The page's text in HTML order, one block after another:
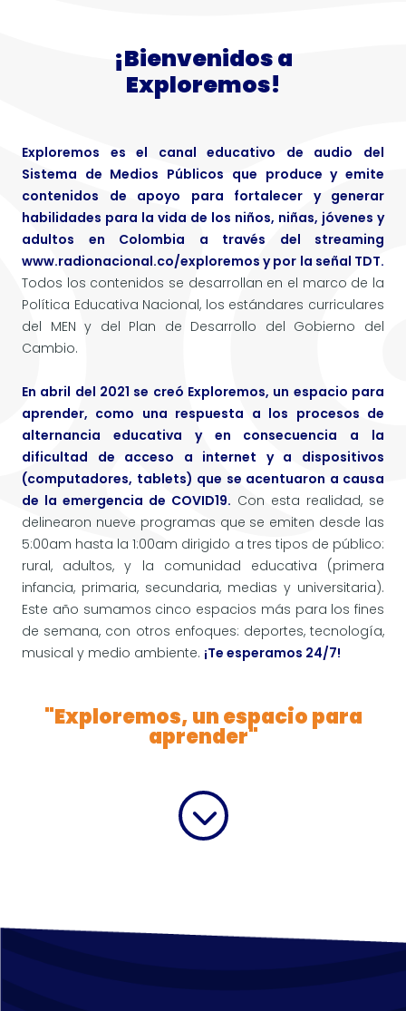
¡Bienvenidos a
Exploremos!
Exploremos es el canal educativo de audio del
Sistema de Medios Públicos que produce y emite
contenidos de apoyo para fortalecer y generar
habilidades para la vida de los niños, niñas, jóvenes y
adultos en Colombia a través del streaming
www.radionacional.co/exploremos y por la señal TDT.
Todos los contenidos se desarrollan en el marco de la
Política Educativa Nacional, los estándares curriculares
del MEN y del Plan de Desarrollo del Gobierno del
Cambio.
En abril del 2021 se creó Exploremos, un espacio para
aprender, como una respuesta a los procesos de
alternancia educativa y en consecuencia a la
dificultad de acceso a internet y a dispositivos
(computadores, tablets) que se acentuaron a causa
de la emergencia de COVID19. Con esta realidad, se
delinearon nueve programas que se emiten desde las
5:00am hasta la 1:00am dirigido a tres tipos de público:
rural, adultos, y la comunidad educativa (primera
infancia, primaria, secundaria, medias y universitaria).
Este año sumamos cinco espacios más para los fines
de semana, con otros enfoques: deportes, tecnología,
musical y medio ambiente. ¡Te esperamos 24/7!
"Exploremos, un espacio para
aprender"